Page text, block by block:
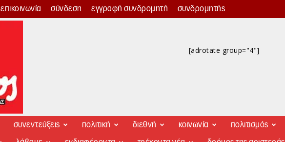
επικοινωνία σύνδεση εγγραφή συνδρομητή συνδρομητής
[adrotate group="4"]
συνεντεύξεις πολιτική διεθνή κοινωνία πολιτισμός